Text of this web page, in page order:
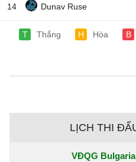
14 Dunav Ruse
T Thắng H Hòa B
LỊCH THI
VĐQG